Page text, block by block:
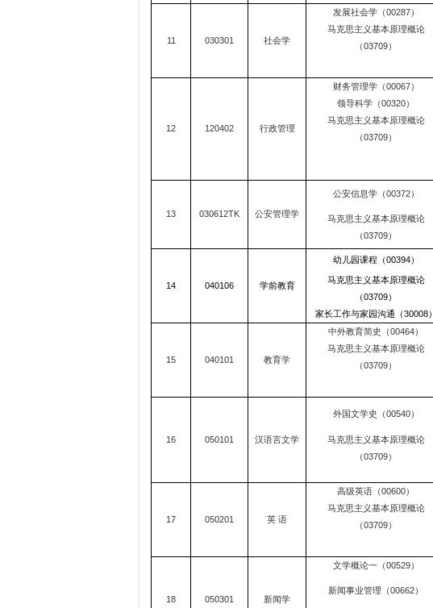
11 030301 社会学
发展社会学（00287）
马克思主义基本原理概论
（03709）
12 120402 行政管理
财务管理学（00067）
领导科学（00320）
马克思主义基本原理概论
（03709）
13 030612TK 公安管理学
公安信息学（00372）
马克思主义基本原理概论
（03709）
14 040106 学前教育
幼儿园课程（00394）
马克思主义基本原理概论
（03709）
家长工作与家园沟通（30008）
15 040101 教育学
中外教育简史（00464）
马克思主义基本原理概论
（03709）
16 050101 汉语言文学
外国文学史（00540）
马克思主义基本原理概论
（03709）
17 050201 英 语
高级英语（00600）
马克思主义基本原理概论
（03709）
18 050301 新闻学
文学概论一（00529）
新闻事业管理（00662）